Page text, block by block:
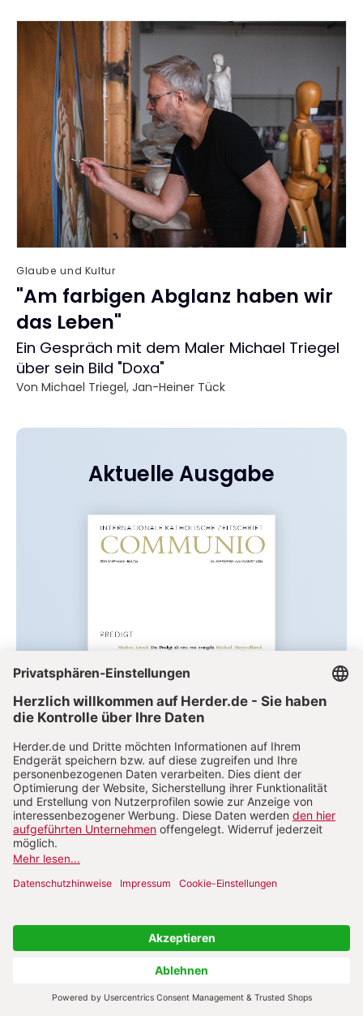
Glaube und Kultur
"Am farbigen Abglanz haben wir
das Leben"
:
Ein Gespräch mit dem Maler Michael Triegel
über sein Bild "Doxa"
Von Michael Triegel, Jan-Heiner Tück
Aktuelle Ausgabe
Heft 4/2026